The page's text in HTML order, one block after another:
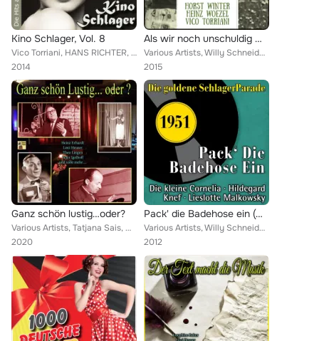
Kino Schlager, Vol. 8
Vico Torriani, HANS RICHTER, Margot Hielscher, Maria Andergast & Hans Lang, Theo Lingen, Gerhard Wendland, Anneliese Rothenberge...
2014
Als wir noch unschuldig waren - 20 Schlager aus der alten Zeit, Vol. 3
Various Artists, Willy Schneider, Detlev Lais, Freiden Hensch und die Cyprys, Gerhard Wendland, Klaus Gross, Liselotte Malkowsky...
2015
Ganz schön lustig…oder?
Various Artists, Tatjana Sais, Grete Weiser, Trude Hesterberg, Margot Fürer, Oskar Dénes, Evelyn Künneke, Maria Mucke, Heinz Erh...
2020
Pack' die Badehose ein (Die goldene Schlagerparade 1951)
Various Artists, Willy Schneider, Renee Franke, Evelyn Künneke, Die Carmenas, Gerhard Wendland, Maria Mucke, Lale Andersen, Frie...
2012